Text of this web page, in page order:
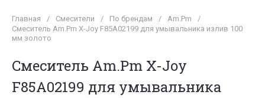
Главная / Смесители / По брендам / Am.Pm
/
Cмеситель Am.Pm X-Joy F85A02199 для умывальника излив 100
мм золото
Cмеситель Am.Pm X-Joy
F85A02199 для умывальника